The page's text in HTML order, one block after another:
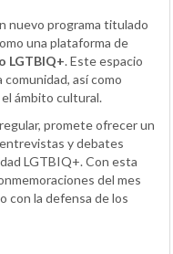
nuevo programa titulado
una plataforma de
LGTBIQ+. Este espacio
comunidad, así como
ámbito cultural.
promete ofrecer un
y debates
LGTBIQ+. Con esta
del mes
con la defensa de los